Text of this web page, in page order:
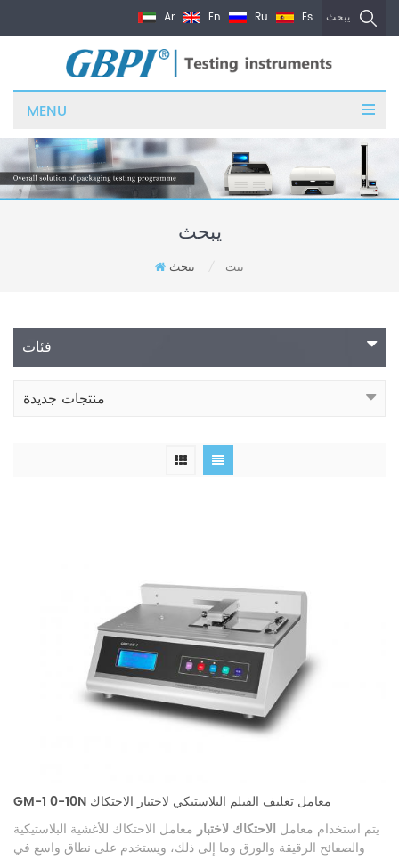
يبحث Ar En Ru Es
MENU
يبحث
بيت يبحث
فئات
منتجات جديدة
GM-1 0-10N معامل تغليف الفيلم البلاستيكي لاختبار الاحتكاك
يتم استخدام معامل الاحتكاك لاختبار معامل الاحتكاك للأغشية البلاستيكية
والصفائح الرقيقة والورق وما إلى ذلك، ويستخدم على نطاق واسع في